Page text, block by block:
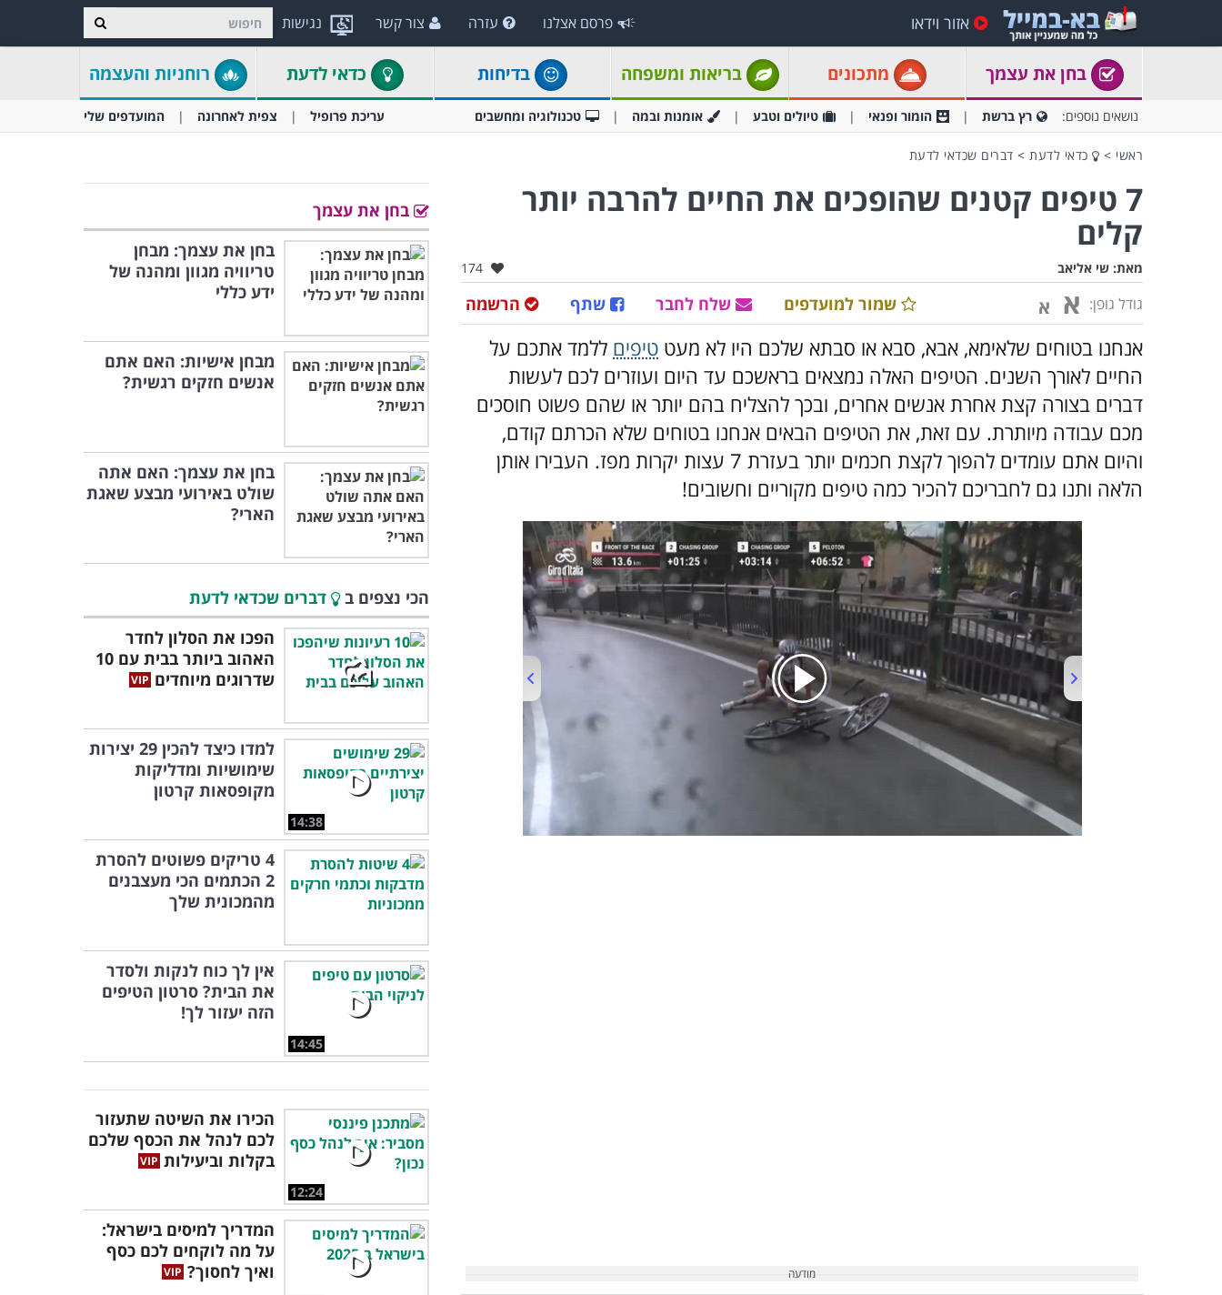
נגישות אזור וידאו פרסם אצלנו עזרה צור קשר
בחן את עצמך מתכונים בריאות ומשפחה בדיחות כדאי לדעת רוחניות והעצמה
נושאים נוספים: רץ ברשת הומור ופנאי טיולים וטבע אומנות ובמה טכנולוגיה ומחשבים עריכת פרופיל צפית לאחרונה המועדפים שלי
ראשי > כדאי לדעת > דברים שכדאי לדעת
7 טיפים קטנים שהופכים את החיים להרבה יותר
קלים
מאת: שי אליאב אהבו:
174
גודל גופן: א א הרשמה שתף שלח לחבר שמור למועדפים
אנחנו בטוחים שלאימא, אבא, סבא או סבתא שלכם היו לא מעט טיפים ללמד אתכם על
החיים לאורך השנים. הטיפים האלה נמצאים בראשכם עד היום ועוזרים לכם לעשות
דברים בצורה קצת אחרת אנשים אחרים, ובכך להצליח בהם יותר או שהם פשוט חוסכים
מכם עבודה מיותרת. עם זאת, את הטיפים הבאים אנחנו בטוחים שלא הכרתם קודם,
והיום אתם עומדים להפוך לקצת חכמים יותר בעזרת 7 עצות יקרות מפז. העבירו אותן
הלאה ותנו גם לחבריכם להכיר כמה טיפים מקוריים וחשובים!
בחן את עצמך
בחן את עצמך: מבחן
טריוויה מגוון ומהנה של
ידע כללי
מבחן אישיות: האם אתם
אנשים חזקים רגשית?
בחן את עצמך: האם אתה
שולט באירועי מבצע שאגת
הארי?
הכי נצפים ב
דברים שכדאי לדעת
הפכו את הסלון לחדר
האהוב ביותר בבית עם 10
שדרוגים מיוחדים
14:38
למדו כיצד להכין 29 יצירות
שימושיות ומדליקות
מקופסאות קרטון
4 טריקים פשוטים להסרת
2 הכתמים הכי מעצבנים
מהמכונית שלך
14:45
אין לך כוח לנקות ולסדר
את הבית? סרטון הטיפים
הזה יעזור לך!
12:24
הכירו את השיטה שתעזור
לכם לנהל את הכסף שלכם
בקלות וביעילות
המדריך למיסים בישראל:
על מה לוקחים לכם כסף
ואיך לחסוך?